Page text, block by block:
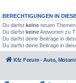
BERECHTIGUNGEN IN
Du darfst keine neuen
Du darfst keineAntworten zu
Du darfst deine Beiträge in
Du darfst deine Beiträge in
Kfz Forum - Auto,